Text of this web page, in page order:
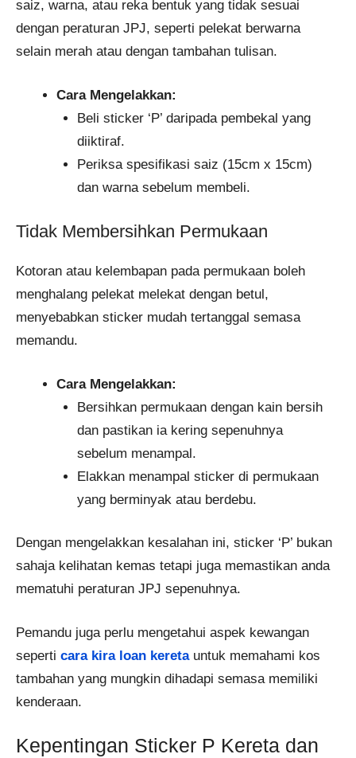
saiz, warna, atau reka bentuk yang tidak sesuai
dengan peraturan JPJ, seperti pelekat berwarna
selain merah atau dengan tambahan tulisan.
Cara Mengelakkan:
Beli sticker ‘P’ daripada pembekal yang
diiktiraf.
Periksa spesifikasi saiz (15cm x 15cm)
dan warna sebelum membeli.
Tidak Membersihkan Permukaan
Kotoran atau kelembapan pada permukaan boleh
menghalang pelekat melekat dengan betul,
menyebabkan sticker mudah tertanggal semasa
memandu.
Cara Mengelakkan:
Bersihkan permukaan dengan kain bersih
dan pastikan ia kering sepenuhnya
sebelum menampal.
Elakkan menampal sticker di permukaan
yang berminyak atau berdebu.
Dengan mengelakkan kesalahan ini, sticker ‘P’ bukan
sahaja kelihatan kemas tetapi juga memastikan anda
mematuhi peraturan JPJ sepenuhnya.
Pemandu juga perlu mengetahui aspek kewangan
seperti cara kira loan keretauntuk memahami kos
tambahan yang mungkin dihadapi semasa memiliki
kenderaan.
Kepentingan Sticker P Kereta dan